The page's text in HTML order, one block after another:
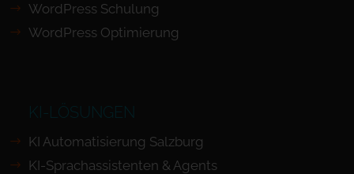
WordPress Schulung
WordPress Optimierung
KI-LÖSUNGEN
KI Automatisierung Salzburg
KI-Sprachassistenten & Agents